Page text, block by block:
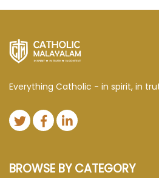
Everything Catholic - in spirit, in
BROWSE BY CATEGORY